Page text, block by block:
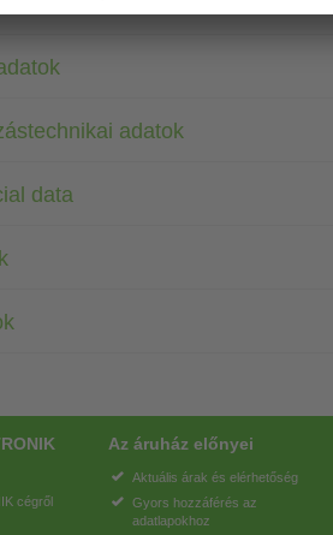
adatok
data
cégről
Az áruház előnyei
Aktuális árak és elérhetőség
Gyors hozzáférés az
adatlapokhoz